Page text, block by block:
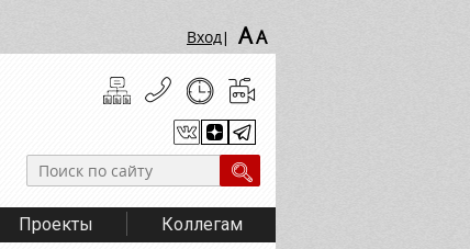
Вход| AA
Проекты Коллегам